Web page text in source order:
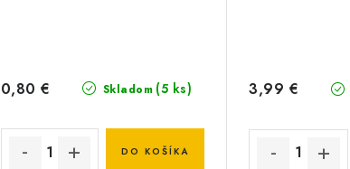
Skladom (5 ks)
0,80 €
DO KOŠÍKA
3,99 €